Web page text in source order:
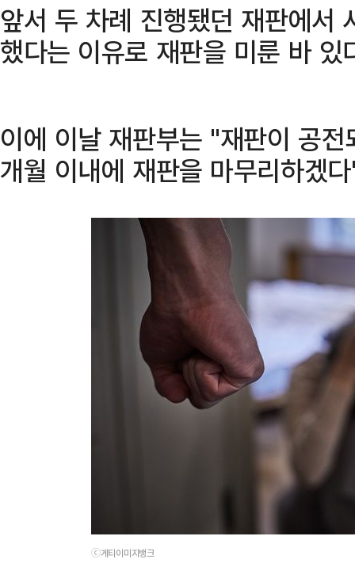
앞서 두 차례 진행됐던 재판에서
했다는 이유로 재판을 미룬 바 있
이에 이날 재판부는 "재판이 공
개월 이내에 재판을 마무리하겠
ⓒ게티이미지뱅크